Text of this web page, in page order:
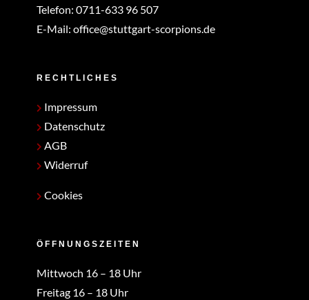
Telefon: 0711-633 96 507
E-Mail: office@stuttgart-scorpions.de
RECHTLICHES
Impressum
Datenschutz
AGB
Widerruf
Cookies
ÖFFNUNGSZEITEN
Mittwoch 16 – 18 Uhr
Freitag 16 – 18 Uhr